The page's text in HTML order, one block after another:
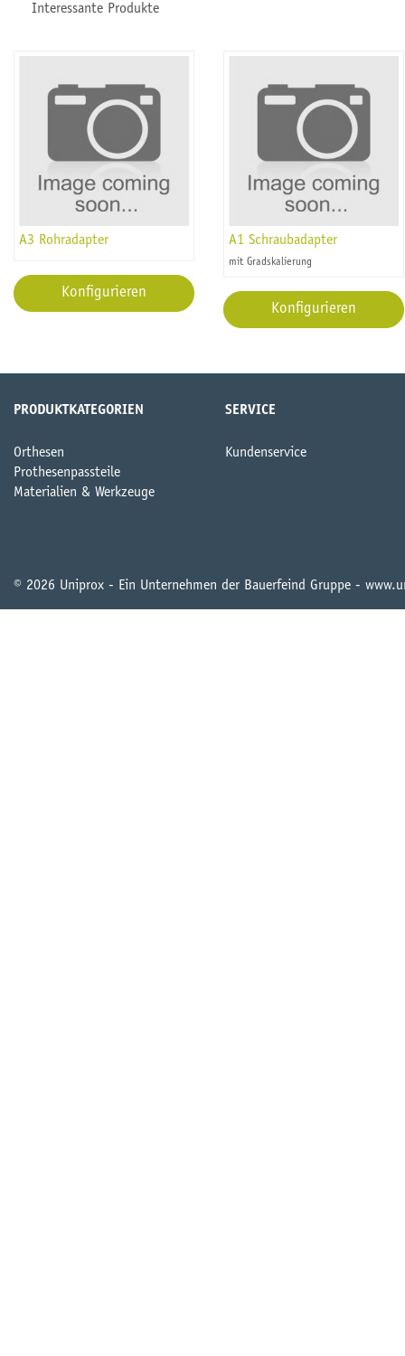
Interessante Produkte
A3 Rohradapter
Konfigurieren
A1 Schraubadapter
mit Gradskalierung
Konfigurieren
PRODUKTKATEGORIEN
Orthesen
Prothesenpassteile
Materialien & Werkzeuge
SERVICE
Kundenservice
© 2026 Uniprox - Ein Unternehmen der Bauerfeind Gruppe -